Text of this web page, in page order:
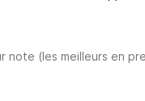
note (les meilleurs en